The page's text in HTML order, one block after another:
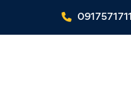
0917571711
Home công